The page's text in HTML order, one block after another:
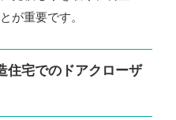
が重要です。
住宅でのドアクローザ